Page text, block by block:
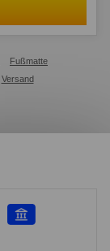
Fußmatte
Versand